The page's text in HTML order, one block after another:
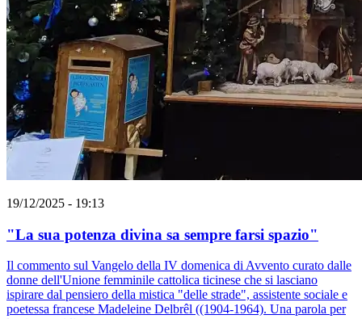
19/12/2025 - 19:13
"La sua potenza divina sa sempre farsi spazio"
Il commento sul Vangelo della IV domenica di Avvento curato dalle
donne dell'Unione femminile cattolica ticinese che si lasciano
ispirare dal pensiero della mistica "delle strade", assistente sociale e
poetessa francese Madeleine Delbrêl ((1904-1964). Una parola per